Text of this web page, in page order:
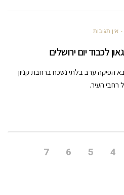
אין תגובות
לכבוד יום ירושלים
הפיקה ערב בלתי נשכח ברחבת קניון
רחבי העיר.
4
5
6
7